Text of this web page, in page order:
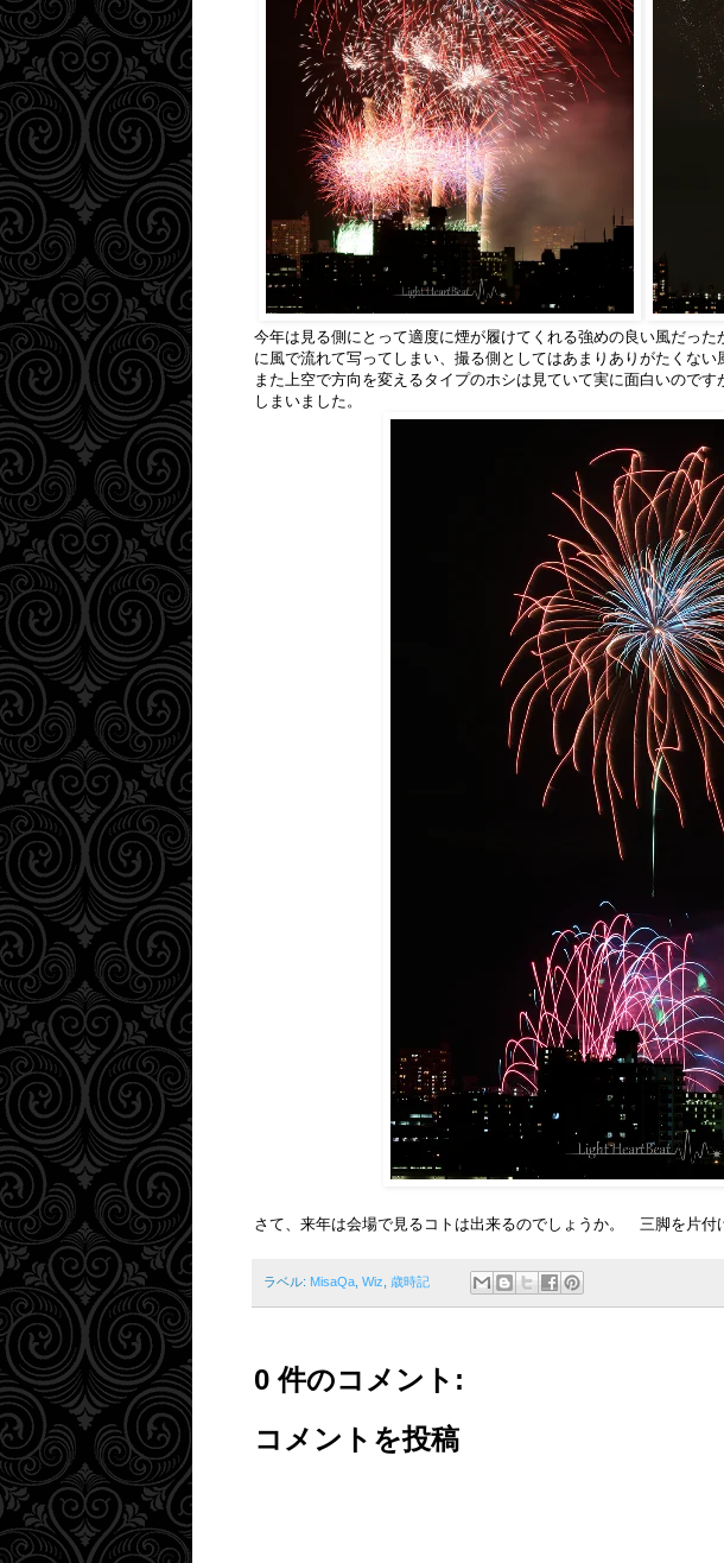
今年は見る側にとって適度に煙が履けてくれる強めの良い風だっ
に風で流れて写ってしまい、撮る側としてはあまりありがたくない
また上空で方向を変えるタイプのホシは見ていて実に面白いので
しまいました。
さて、来年は会場で見るコトは出来るのでしょうか。 三脚を片付
ラベル: MisaQa Wiz 歳時記
0 件のコメント:
コメントを投稿